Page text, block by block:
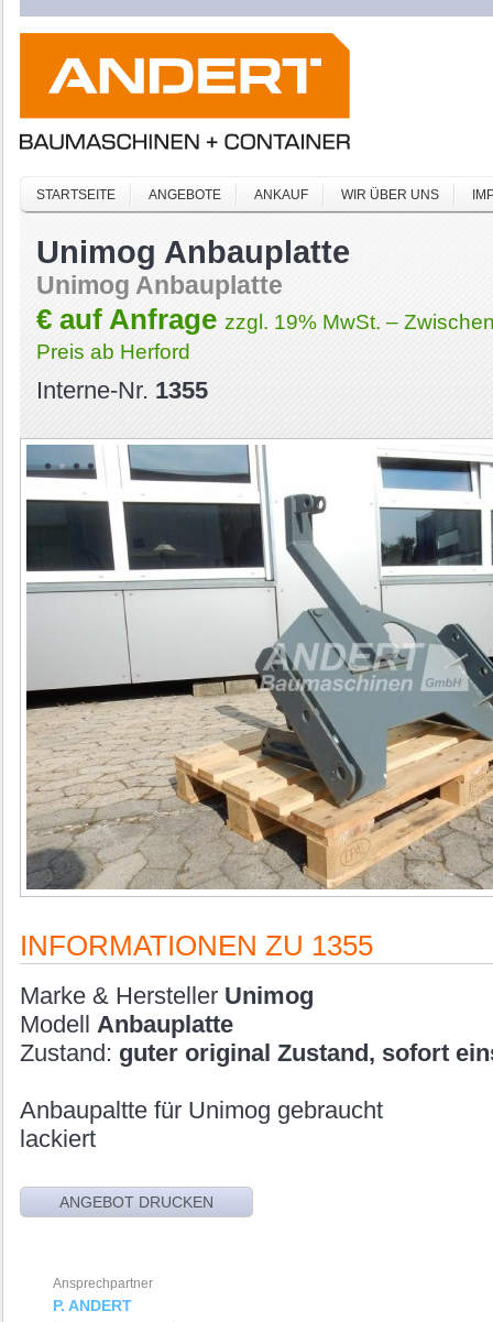
STARTSEITE ANGEBOTE ANKAUF WIR ÜBER UNS
Unimog Anbauplatte
Unimog Anbauplatte
€ auf Anfrage zzgl. 19% MwSt. –
Preis ab Herford
Interne-Nr. 1355
INFORMATIONEN ZU 1355
Marke & Hersteller Unimog
Modell Anbauplatte
Zustand: guter original Zustand, sofort
Anbaupaltte für Unimog gebraucht
lackiert
Ansprechpartner
P. ANDERT